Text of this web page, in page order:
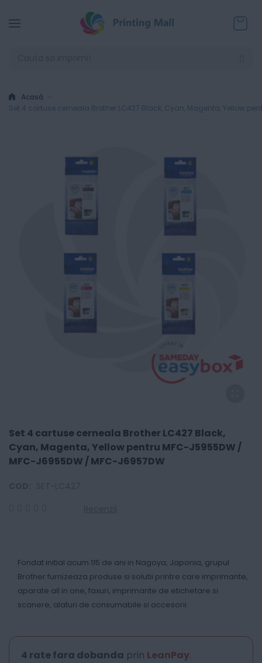
Acasă
Set 4 cartuse cerneala Brother LC427 Black, Cyan, Magenta, Yellow
Set 4 cartuse cerneala Brother LC427 Black,
Cyan, Magenta, Yellow pentru MFC-J5955DW /
MFC-J6955DW / MFC-J6957DW
Fondat initial acum 115 de ani in Nagoya, Japonia, grupul
Brother furnizeaza produse si solutii printre care imprimante,
aparate all in one, faxuri, imprimante de etichetare si
scanere, alaturi de consumabile si accesorii.
4 rate fara dobanda prin LeanPay.